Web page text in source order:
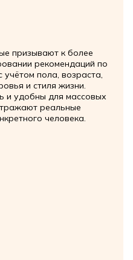
призывают к более
рекомендаций по
пола, возраста,
и стиля жизни.
и удобны для массовых
реальные
человека.